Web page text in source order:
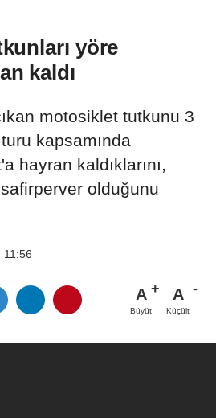
yöre
kaldı
motosiklet tutkunu 3
kapsamında
hayran kaldıklarını,
olduğunu
11:56
A
Büyüt
A
Küçült